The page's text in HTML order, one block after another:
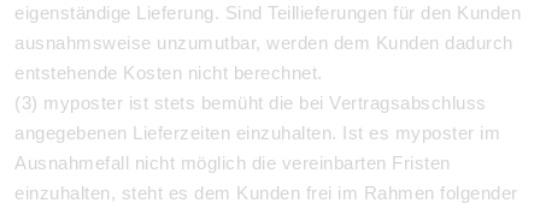
eigenständige Lieferung. Sind Teillieferungen für den Kunden
ausnahmsweise unzumutbar, werden dem Kunden dadurch
entstehende Kosten nicht berechnet.
(3) myposter ist stets bemüht die bei Vertragsabschluss
angegebenen Lieferzeiten einzuhalten. Ist es myposter im
Ausnahmefall nicht möglich die vereinbarten Fristen
einzuhalten, steht es dem Kunden frei im Rahmen folgender